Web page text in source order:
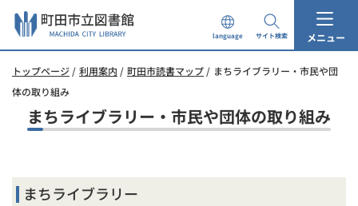
language サイト検索 メニュー
トップページ 利用案内 町田市読書マップ
まちライブラリー・市民や団
体の取り組み
まちライブラリー・市民や団体の取り組み
まちライブラリー